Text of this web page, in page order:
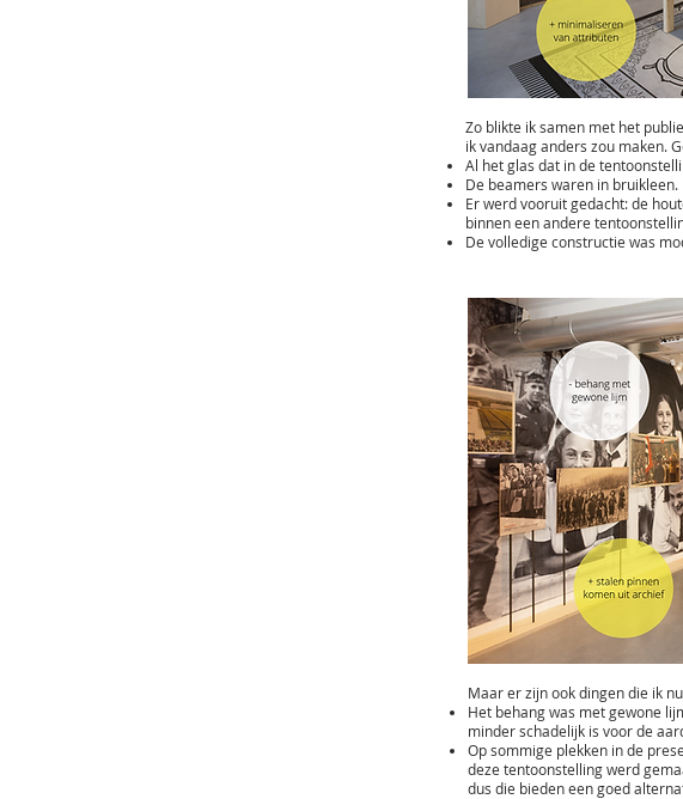
Zo blikte ik samen met het
ik vandaag anders zou maken.
Al het glas dat in de
De beamers waren in bruikleen.
Er werd vooruit gedacht: de
binnen een andere
De volledige constructie was
Maar er zijn ook dingen die ik
Het behang was met gewone
minder schadelijk is voor de
Op sommige plekken in de
deze tentoonstelling werd
dus die bieden een goed